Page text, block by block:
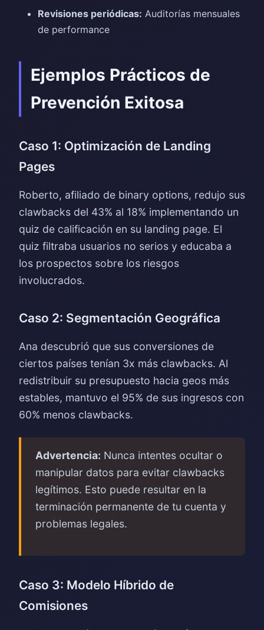
Revisiones periódicas: Auditorías mensuales
de performance
Ejemplos Prácticos de
Prevención Exitosa
Caso 1: Optimización de Landing
Pages
Roberto, afiliado de binary options, redujo sus
clawbacks del 43% al 18% implementando un
quiz de calificación en su landing page. El
quiz filtraba usuarios no serios y educaba a
los prospectos sobre los riesgos
involucrados.
Caso 2: Segmentación Geográfica
Ana descubrió que sus conversiones de
ciertos países tenían 3x más clawbacks. Al
redistribuir su presupuesto hacia geos más
estables, mantuvo el 95% de sus ingresos con
60% menos clawbacks.
Advertencia: Nunca intentes ocultar o
manipular datos para evitar clawbacks
legítimos. Esto puede resultar en la
terminación permanente de tu cuenta y
problemas legales.
Caso 3: Modelo Híbrido de
Comisiones